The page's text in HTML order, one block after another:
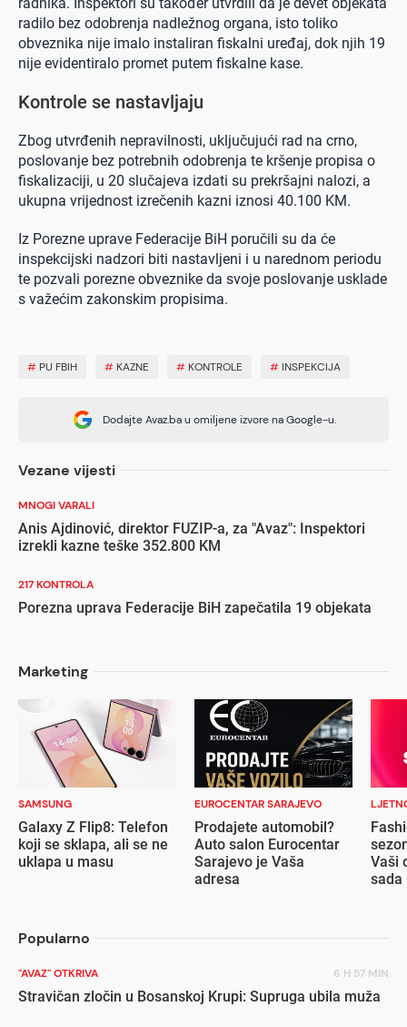
radilo bez odobrenja nadležnog organa, isto toliko
obveznika nije imalo instaliran fiskalni uređaj, dok njih 19
nije evidentiralo promet putem fiskalne kase.
Kontrole se nastavljaju
Zbog utvrđenih nepravilnosti, uključujući rad na crno,
poslovanje bez potrebnih odobrenja te kršenje propisa o
fiskalizaciji, u 20 slučajeva izdati su prekršajni nalozi, a
ukupna vrijednost izrečenih kazni iznosi 40.100 KM.
Iz Porezne uprave Federacije BiH poručili su da će
inspekcijski nadzori biti nastavljeni i u narednom periodu
te pozvali porezne obveznike da svoje poslovanje usklade
s važećim zakonskim propisima.
# PU FBIH # KAZNE # KONTROLE # INSPEKCIJA
Dodajte Avaz.ba u omiljene izvore na Google-u.
Vezane vijesti
MNOGI VARALI
Anis Ajdinović, direktor FUZIP-a, za "Avaz": Inspektori
izrekli kazne teške 352.800 KM
217 KONTROLA
Porezna uprava Federacije BiH zapečatila 19 objekata
Marketing
SAMSUNG
Galaxy Z Flip8: Telefon
koji se sklapa, ali se ne
uklapa u masu
EUROCENTAR SARAJEVO
Prodajete automobil?
Auto salon Eurocentar
Sarajevo je Vaša
adresa
Vaši
sada
Popularno
"AVAZ" OTKRIVA 6 H 57 MIN
Stravičan zločin u Bosanskoj Krupi: Supruga ubila muža